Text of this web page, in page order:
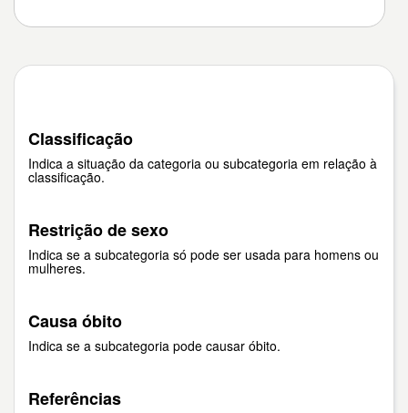
Classificação
Indica a situação da categoria ou subcategoria em relação à
classificação.
Restrição de sexo
Indica se a subcategoria só pode ser usada para homens ou
mulheres.
Causa óbito
Indica se a subcategoria pode causar óbito.
Referências